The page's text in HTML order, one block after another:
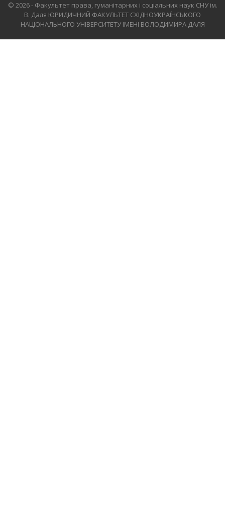
© 2026 - Факультет права, гуманітарних і соціальних наук СНУ ім.
В. Даля ЮРИДИЧНИЙ ФАКУЛЬТЕТ СХІДНОУКРАЇНСЬКОГО
НАЦІОНАЛЬНОГО УНІВЕРСИТЕТУ ІМЕНІ ВОЛОДИМИРА ДАЛЯ